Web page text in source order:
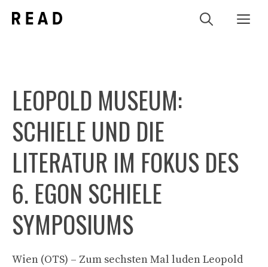
Inhalt
LEOPOLD MUSEUM:
SCHIELE UND DIE
LITERATUR IM FOKUS DES
6. EGON SCHIELE
SYMPOSIUMS
Wien (OTS) – Zum sechsten Mal luden Leopold